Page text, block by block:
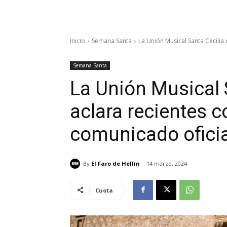
Inicio Semana Santa La Unión Musical Santa
Semana Santa
La Unión Musical
aclara recientes
comunicado
By El Faro de Hellín 14 marzo, 2024
Cuota